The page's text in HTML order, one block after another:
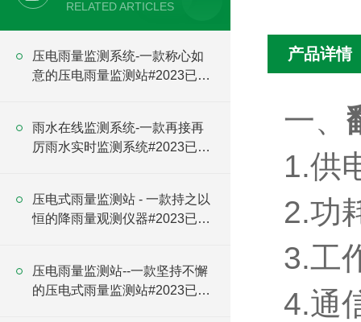
RELATED ARTICLES
压电雨量监测系统-一款称心如
意的压电雨量监测站#2023已更
雨水在线监测系统-一款再接再
厉雨水实时监测系统#2023已更
压电式雨量监测站 - 一款持之以
恒的降雨量观测仪器#2023已更
压电雨量监测站--一款坚持不懈
的压电式雨量监测站#2023已更
产品详情
一、
1.供
2.功
3.工
4.通